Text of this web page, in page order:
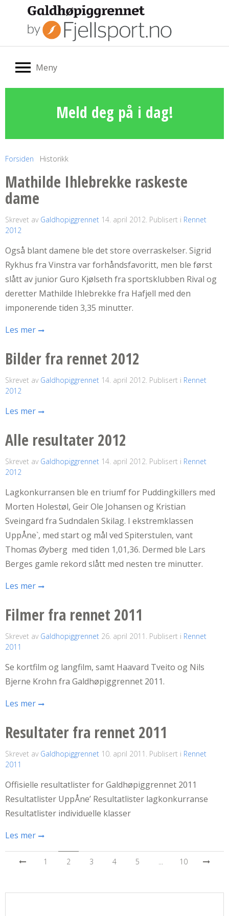
Meny
Meld deg på i dag!
Forsiden Historikk
Mathilde Ihlebrekke raskeste
dame
Skrevet av Galdhopiggrennet 14. april 2012 . Publisert i Rennet
2012
Også blant damene ble det store overraskelser. Sigrid
Rykhus fra Vinstra var forhåndsfavoritt, men ble først
slått av junior Guro Kjølseth fra sportsklubben Rival og
deretter Mathilde Ihlebrekke fra Hafjell med den
imponerende tiden 3,35 minutter.
Les mer
Bilder fra rennet 2012
Skrevet av Galdhopiggrennet 14. april 2012 . Publisert i Rennet
2012
Les mer
Alle resultater 2012
Skrevet av Galdhopiggrennet 14. april 2012 . Publisert i Rennet
2012
Lagkonkurransen ble en triumf for Puddingkillers med
Morten Holestøl, Geir Ole Johansen og Kristian
Sveingard fra Sudndalen Skilag. I ekstremklassen
UppÅne`, med start og mål ved Spiterstulen, vant
Thomas Øyberg med tiden 1,01,36. Dermed ble Lars
Berges gamle rekord slått med nesten tre minutter.
Les mer
Filmer fra rennet 2011
Skrevet av Galdhopiggrennet 26. april 2011 . Publisert i Rennet
2011
Se kortfilm og langfilm, samt Haavard Tveito og Nils
Bjerne Krohn fra Galdhøpiggrennet 2011.
Les mer
Resultater fra rennet 2011
Skrevet av Galdhopiggrennet 10. april 2011 . Publisert i Rennet
2011
Offisielle resultatlister for Galdhøpiggrennet 2011
Resultatlister UppÅne’ Resultatlister lagkonkurranse
Resultatlister individuelle klasser
Les mer
1 2 3 4 5 10